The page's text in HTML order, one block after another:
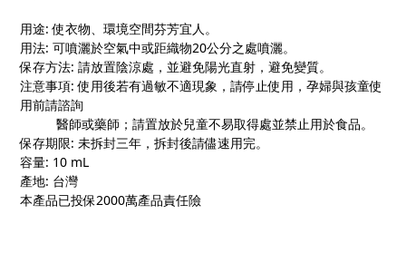
用途:使衣物、環境空間芬芳宜人。
用法: 可噴灑於空氣中或距織物20公分之處噴灑。
保存方法: 請放置陰涼處，並避免陽光直射，避免變質。
注意事項:使用後若有過敏不適現象，請停止使用，孕婦與孩童使
用前請諮詢
醫師或藥師；請置放於兒童不易取得處並禁止用於食品。
保存期限: 未拆封三年，拆封後請儘速用完。
容量: 10 mL
產地: 台灣
本產品已投保2000萬產品責任險